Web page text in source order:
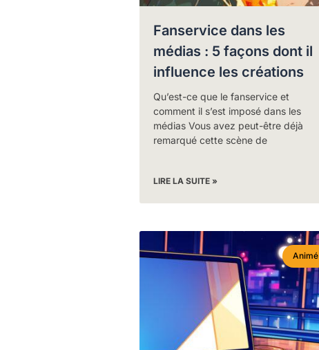
Fanservice dans les
médias : 5 façons dont il
influence les créations
Qu’est-ce que le fanservice et
comment il s’est imposé dans les
médias Vous avez peut-être déjà
remarqué cette scène de
LIRE LA SUITE »
Animé